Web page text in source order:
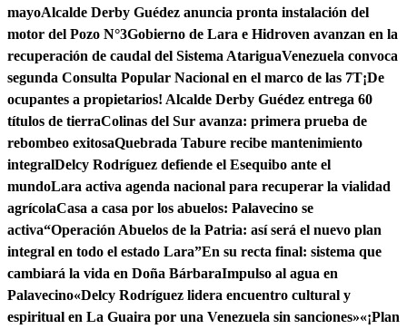
mayoAlcalde Derby Guédez anuncia pronta instalación del
motor del Pozo N°3Gobierno de Lara e Hidroven avanzan en la
recuperación de caudal del Sistema AtariguaVenezuela convoca
segunda Consulta Popular Nacional en el marco de las 7T¡De
ocupantes a propietarios! Alcalde Derby Guédez entrega 60
títulos de tierraColinas del Sur avanza: primera prueba de
rebombeo exitosaQuebrada Tabure recibe mantenimiento
integralDelcy Rodríguez defiende el Esequibo ante el
mundoLara activa agenda nacional para recuperar la vialidad
agrícolaCasa a casa por los abuelos: Palavecino se
activa“Operación Abuelos de la Patria: así será el nuevo plan
integral en todo el estado Lara”En su recta final: sistema que
cambiará la vida en Doña BárbaraImpulso al agua en
Palavecino«Delcy Rodríguez lidera encuentro cultural y
espiritual en La Guaira por una Venezuela sin sanciones»«¡Plan